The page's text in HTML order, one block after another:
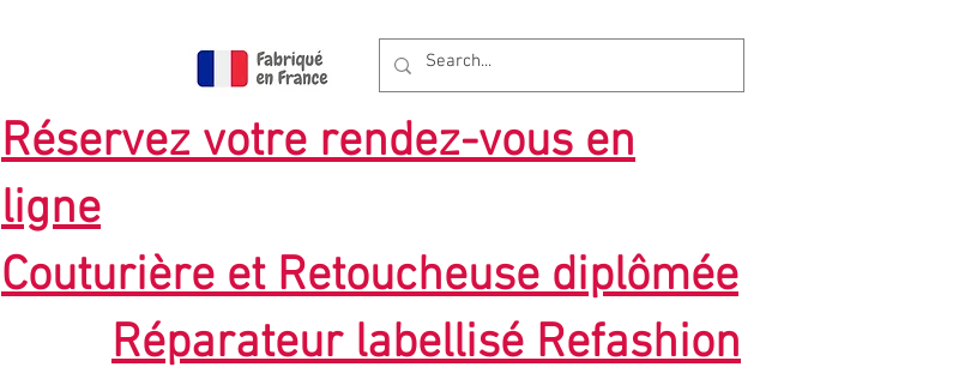
Réservez votre rendez-vous en
ligne
Couturière et Retoucheuse diplômée
Réparateur labellisé Refashion